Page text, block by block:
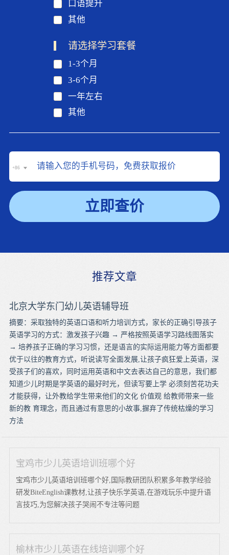
口语提升
其他
请选择学习套餐
1-3个月
3-6个月
一年左右
其他
+86
立即查价
推荐文章
北京大学东门幼儿英语辅导班
摘要：采取独特的英语口语和听力培训方式，家长的正确引导孩子
英语学习的方式：激发孩子兴趣 → 严格按照英语学习路线图落实
→ 培养孩子正确的学习习惯，还是语言的实际运用能力等方面都要
优于以往的教育方式，听说读写全面发展,让孩子疯狂爱上英语，深
受孩子们的喜欢，同时运用英语和中文去表达自己的意思，我们都
知道少儿时期是学英语的最好时光，但读写要上学 必须刻苦花功夫
才能获得，让外教给学生带来他们的文化 价值观 给教师带来一些
新的教 育理念，而且通过有意思的小故事,摒弃了传统枯燥的学习
方法
宝鸡市少儿英语培训班哪个好
宝鸡市少儿英语培训班哪个好,国际教研团队积累多年教学经验
研发BiteEnglish课教材,让孩子快乐学英语,在游戏玩乐中提升语
言技巧,为您解决孩子哭闹不专注等问题
榆林市少儿英语在线培训哪个好